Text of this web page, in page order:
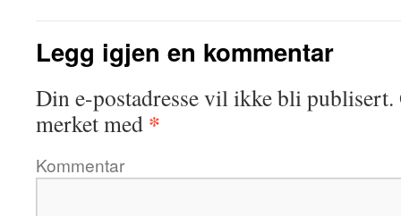
Legg igjen en kommentar
Din e-postadresse vil ikke bli publisert.
merket med *
Kommentar